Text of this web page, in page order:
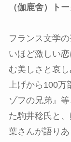
（伽鹿舍）トー
フランス文学
いほど激しい
む美しさと哀し
上げから100
ゾフの兄弟』
た駒井稔氏と
葉さんが語りあ